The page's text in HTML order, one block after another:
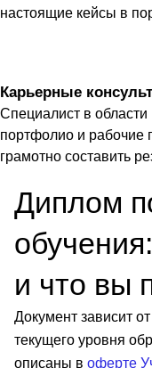
настоящие кейсы в
Карьерные
Специалист в
портфолио и рабочие
грамотно составить
Диплом
и что вы
Документ зависит
текущего уровня
описаны в оферте